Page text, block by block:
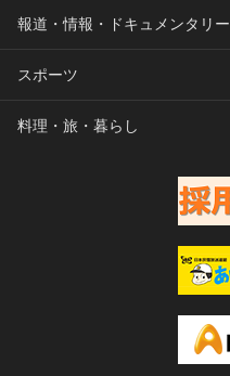
報道・情報・ドキュメンタリー
スポーツ
料理・旅・暮らし